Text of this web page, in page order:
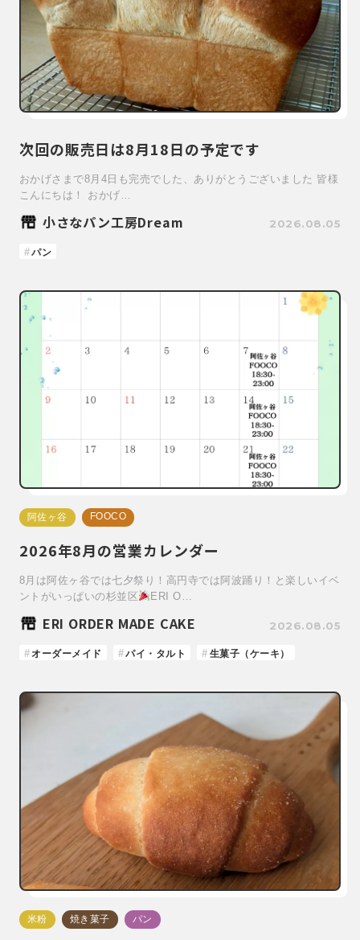
次回の販売日は8月18日の予定です
おかげさまで8月4日も完売でした、ありがとうございました 皆様
こんにちは！ おかげ…
小さなパン工房Dream 2026.08.05
パン
阿佐ヶ谷 FOOCO
2026年8月の営業カレンダー
8月は阿佐ヶ谷では七夕祭り！高円寺では阿波踊り！と楽しいイベ
ントがいっぱいの杉並区
ERI O…
ERI ORDER MADE CAKE 2026.08.05
オーダーメイド パイ・タルト 生菓子（ケーキ）
米粉 焼き菓子 パン